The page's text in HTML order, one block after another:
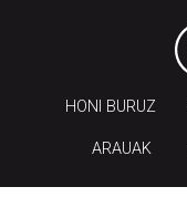
HONI BURUZ
ARAUAK